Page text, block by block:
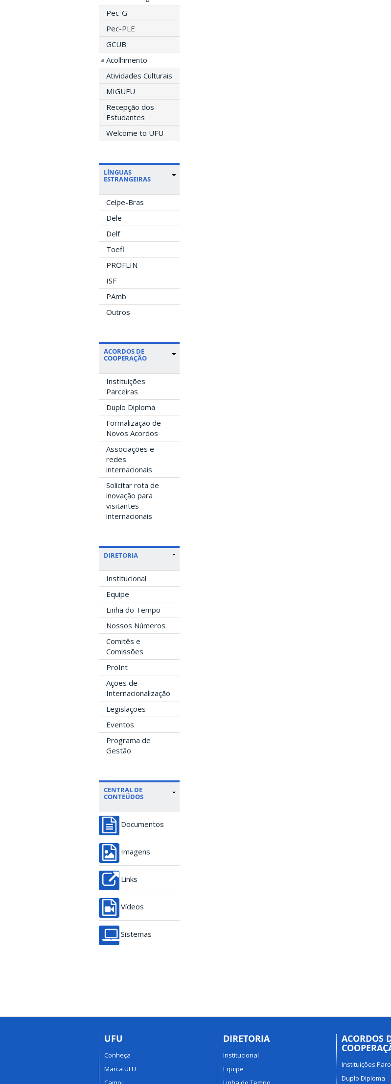
Pec-G
Pec-PLE
GCUB
Acolhimento
Atividades Culturais
MIGUFU
Recepção dos
Estudantes
Welcome to UFU
LÍNGUAS
ESTRANGEIRAS
Celpe-Bras
Dele
Delf
Toefl
PROFLIN
ISF
PAmb
Outros
ACORDOS DE
COOPERAÇÃO
Instituições
Parceiras
Duplo Diploma
Formalização de
Novos Acordos
Associações e
redes
internacionais
Solicitar rota de
inovação para
visitantes
internacionais
DIRETORIA
Institucional
Equipe
Linha do Tempo
Nossos Números
Comitês e
Comissões
ProInt
Ações de
Internacionalização
Legislações
Eventos
Programa de
Gestão
CENTRAL DE
CONTEÚDOS
Documentos
Imagens
Links
Vídeos
Sistemas
UFU
Conheça
Marca UFU
DIRETORIA
Institucional
Equipe
ACORDOS
Instituições
Duplo Diploma